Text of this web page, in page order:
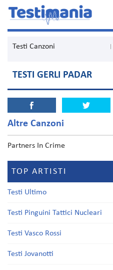
Testi Canzoni
TESTI GERLI PADAR
Altre Canzoni
Partners In Crime
TOP ARTISTI
Testi Ultimo
Testi Pinguini Tattici Nucleari
Testi Vasco Rossi
Testi Jovanotti